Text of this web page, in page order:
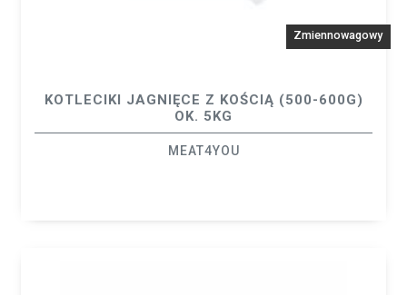
Zmiennowagowy
KOTLECIKI JAGNIĘCE Z KOŚCIĄ (500-600G)
OK. 5KG
MEAT4YOU